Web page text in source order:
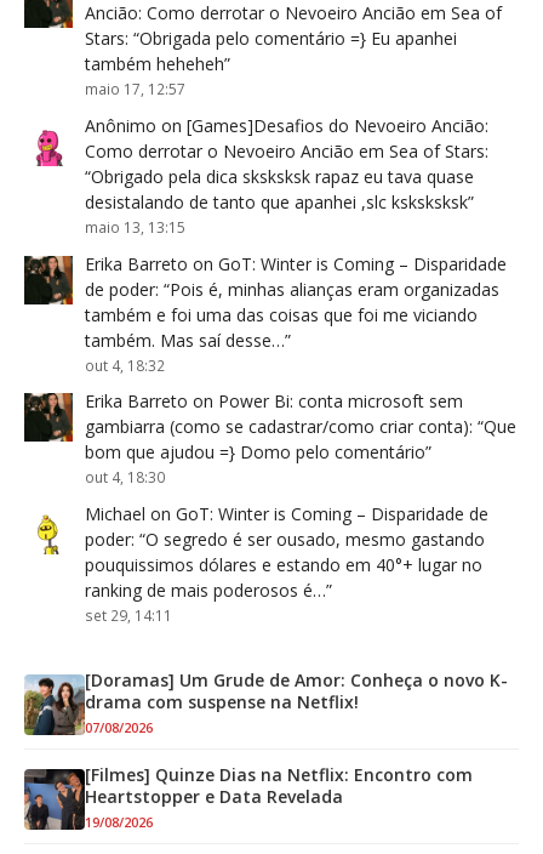
Ancião: Como derrotar o Nevoeiro Ancião em Sea of
Stars: “Obrigada pelo comentário =} Eu apanhei
também heheheh”
maio 17, 12:57
Anônimo on [Games]Desafios do Nevoeiro Ancião:
Como derrotar o Nevoeiro Ancião em Sea of Stars:
“Obrigado pela dica sksksksk rapaz eu tava quase
desistalando de tanto que apanhei ,slc ksksksksk”
maio 13, 13:15
Erika Barreto on GoT: Winter is Coming – Disparidade
de poder: “Pois é, minhas alianças eram organizadas
também e foi uma das coisas que foi me viciando
também. Mas saí desse…”
out 4, 18:32
Erika Barreto on Power Bi: conta microsoft sem
gambiarra (como se cadastrar/como criar conta): “Que
bom que ajudou =} Domo pelo comentário”
out 4, 18:30
Michael on GoT: Winter is Coming – Disparidade de
poder: “O segredo é ser ousado, mesmo gastando
pouquissimos dólares e estando em 40°+ lugar no
ranking de mais poderosos é…”
set 29, 14:11
[Doramas] Um Grude de Amor: Conheça o novo K-
drama com suspense na Netflix!
07/08/2026
[Filmes] Quinze Dias na Netflix: Encontro com
Heartstopper e Data Revelada
19/08/2026